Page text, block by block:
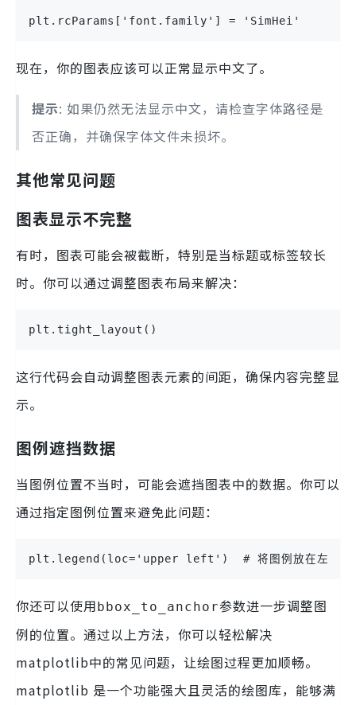
plt.rcParams['font.family'] = 'SimHei'
现在，你的图表应该可以正常显示中文了。
提示: 如果仍然无法显示中文，请检查字体路径是
否正确，并确保字体文件未损坏。
其他常见问题
图表显示不完整
有时，图表可能会被截断，特别是当标题或标签较长
时。你可以通过调整图表布局来解决：
plt.tight_layout()
这行代码会自动调整图表元素的间距，确保内容完整显
示。
图例遮挡数据
当图例位置不当时，可能会遮挡图表中的数据。你可以
通过指定图例位置来避免此问题：
plt.legend(loc='upper left')  # 将图例放在左上角
你还可以使用bbox_to_anchor参数进一步调整图
例的位置。通过以上方法，你可以轻松解决
matplotlib中的常见问题，让绘图过程更加顺畅。
matplotlib 是一个功能强大且灵活的绘图库，能够满